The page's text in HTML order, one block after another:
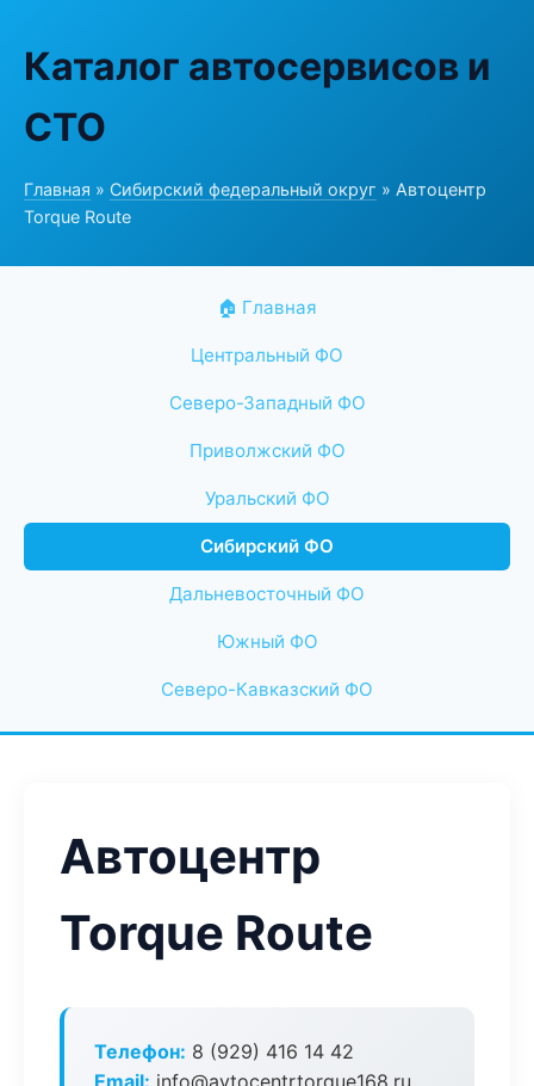
Каталог автосервисов и
СТО
Главная » Сибирский федеральный округ » Автоцентр
Torque Route
🏠 Главная
Центральный ФО
Северо-Западный ФО
Приволжский ФО
Уральский ФО
Сибирский ФО
Дальневосточный ФО
Южный ФО
Северо-Кавказский ФО
Автоцентр
Torque Route
Телефон: 8 (929) 416 14 42
Email: info@avtocentrtorque168.ru